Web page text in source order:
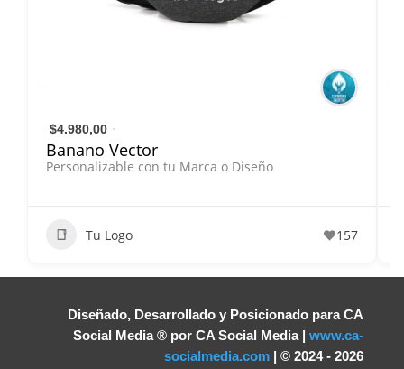
$4.980,00
Banano Vector
Personalizable con tu Marca o Diseño
Tu Logo 157
Diseñado, Desarrollado y Posicionado para CA
Social Media® por CA Social Media | www.ca-
socialmedia.com| © 2024 - 2026